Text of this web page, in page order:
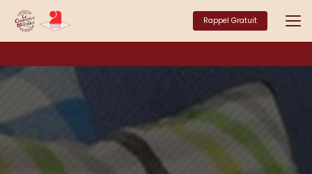
contenu
principal
Rappel Gratuit